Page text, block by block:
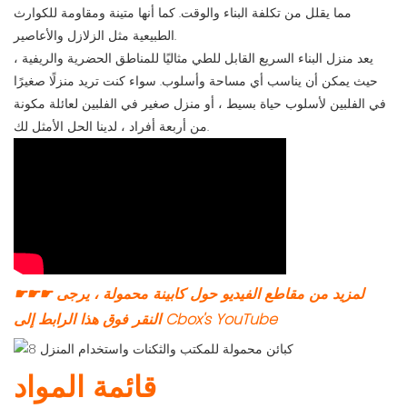
مما يقلل من تكلفة البناء والوقت. كما أنها متينة ومقاومة للكوارث
الطبيعية مثل الزلازل والأعاصير.
يعد منزل البناء السريع القابل للطي مثاليًا للمناطق الحضرية والريفية ،
حيث يمكن أن يناسب أي مساحة وأسلوب. سواء كنت تريد منزلًا صغيرًا
في الفلبين لأسلوب حياة بسيط ، أو منزل صغير في الفلبين لعائلة مكونة
من أربعة أفراد ، لدينا الحل الأمثل لك.
☛☛☛ لمزيد من مقاطع الفيديو حول كابينة محمولة ، يرجى
النقر فوق هذا الرابط إلى Cbox's YouTube
قائمة المواد